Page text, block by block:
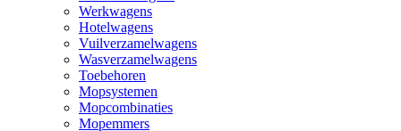
Werkwagens
Hotelwagens
Vuilverzamelwagens
Wasverzamelwagens
Toebehoren
Mopsystemen
Mopcombinaties
Mopemmers